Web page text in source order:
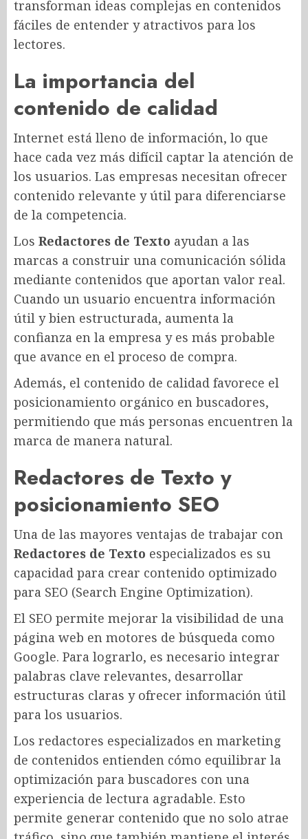
transforman ideas complejas en contenidos
fáciles de entender y atractivos para los
lectores.
La importancia del
contenido de calidad
Internet está lleno de información, lo que
hace cada vez más difícil captar la atención de
los usuarios. Las empresas necesitan ofrecer
contenido relevante y útil para diferenciarse
de la competencia.
Los Redactores de Texto ayudan a las
marcas a construir una comunicación sólida
mediante contenidos que aportan valor real.
Cuando un usuario encuentra información
útil y bien estructurada, aumenta la
confianza en la empresa y es más probable
que avance en el proceso de compra.
Además, el contenido de calidad favorece el
posicionamiento orgánico en buscadores,
permitiendo que más personas encuentren la
marca de manera natural.
Redactores de Texto y
posicionamiento SEO
Una de las mayores ventajas de trabajar con
Redactores de Texto especializados es su
capacidad para crear contenido optimizado
para SEO (Search Engine Optimization).
El SEO permite mejorar la visibilidad de una
página web en motores de búsqueda como
Google. Para lograrlo, es necesario integrar
palabras clave relevantes, desarrollar
estructuras claras y ofrecer información útil
para los usuarios.
Los redactores especializados en marketing
de contenidos entienden cómo equilibrar la
optimización para buscadores con una
experiencia de lectura agradable. Esto
permite generar contenido que no solo atrae